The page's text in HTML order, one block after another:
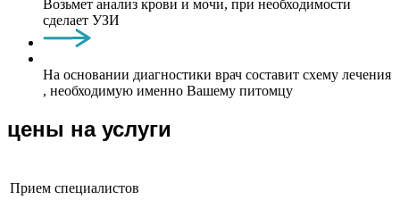
Возьмет анализ крови и мочи, при необходимости
сделает УЗИ
На основании диагностики врач составит схему лечения
, необходимую именно Вашему питомцу
цены на услуги
Прием специалистов